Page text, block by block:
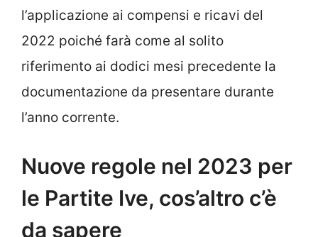
l’applicazione ai compensi e ricavi del
2022 poiché farà come al solito
riferimento ai dodici mesi precedente la
documentazione da presentare durante
l’anno corrente.
Nuove regole nel 2023 per
le Partite Ive, cos’altro c’è
da sapere